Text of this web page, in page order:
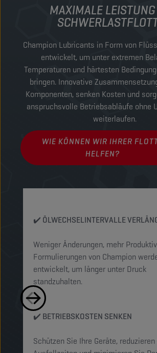
MAXIMALE
Champion Lubricants in Form von
entwickelt, um unter extremen
Temperaturen und härtesten
bringen. Innovative
Komponenten, senken Kosten und
anspruchsvolle Betriebsabläufe ohne
weiterlaufen.
WIE KÖNNEN WIR IHRER
HELFEN?
✔️ ÖLWECHSELINTERVALLE
Weniger Änderungen, mehr
Formulierungen von Champion
entwickelt, um länger unter Druck
standzuhalten.
✔️ BETRIEBSKOSTEN SENKEN
Schützen Sie Ihre Geräte, reduzieren